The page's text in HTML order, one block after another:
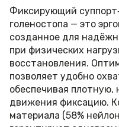
Фиксирующий
голеностопа — это
созданное для
при физических
восстановления.
позволяет удобно
обеспечивая
движения фиксацию.
материала (58%